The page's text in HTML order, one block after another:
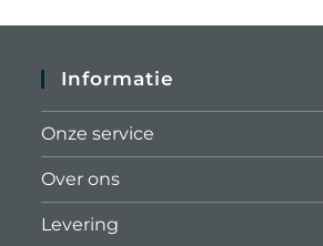
Informatie
Onze service
Over ons
Levering